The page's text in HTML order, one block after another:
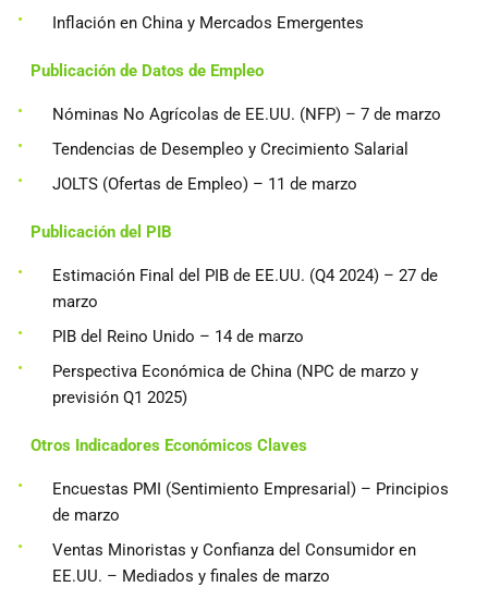
Inflación en China y Mercados Emergentes
Publicación de Datos de Empleo
Nóminas No Agrícolas de EE.UU. (NFP) – 7 de marzo
Tendencias de Desempleo y Crecimiento Salarial
JOLTS (Ofertas de Empleo) – 11 de marzo
Publicación del PIB
Estimación Final del PIB de EE.UU. (Q4 2024) – 27 de
marzo
PIB del Reino Unido – 14 de marzo
Perspectiva Económica de China (NPC de marzo y
previsión Q1 2025)
Otros Indicadores Económicos Claves
Encuestas PMI (Sentimiento Empresarial) – Principios
de marzo
Ventas Minoristas y Confianza del Consumidor en
EE.UU. – Mediados y finales de marzo